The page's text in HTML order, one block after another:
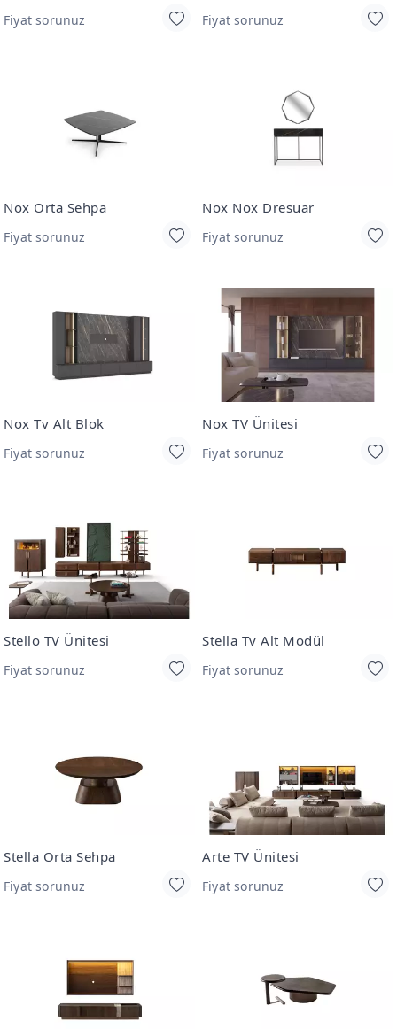
Fiyat sorunuz Fiyat sorunuz
Nox Orta Sehpa
Fiyat sorunuz
Nox Nox Dresuar
Fiyat sorunuz
Nox Tv Alt Blok
Fiyat sorunuz
Nox TV Ünitesi
Fiyat sorunuz
Stello TV Ünitesi
Fiyat sorunuz
Stella Tv Alt Modül
Fiyat sorunuz
Stella Orta Sehpa
Fiyat sorunuz
Arte TV Ünitesi
Fiyat sorunuz